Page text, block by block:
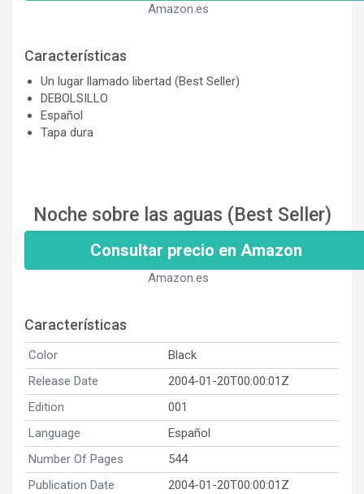
Amazon.es
Características
Un lugar llamado libertad (Best Seller)
DEBOLSILLO
Español
Tapa dura
Noche sobre las aguas (Best Seller)
Consultar precio en Amazon
Amazon.es
Características
Color
Black
Release Date
2004-01-20T00:00:01Z
Edition
001
Language
Español
Number Of Pages
544
Publication Date
2004-01-20T00:00:01Z